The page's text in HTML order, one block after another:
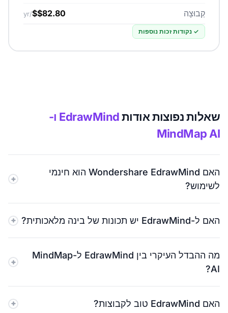
קְבוּצָה $$82.80
/yr
✓נקודות זכות נוספות
שאלות נפוצות אודות
EdrawMind ו-
MindMap AI
האם Wondershare EdrawMind הוא חינמי
לשימוש?
על נושאים, אחסון וייצוא. MindMap AI מציעה תוכנית חינמית
עם מפות ידניות ללא הגבלה.
האם ל-EdrawMind יש תכונות של בינה מלאכותית?
וסיכום. אבל הם פועלים כפעולות נפרדות. MindMap AI מציע
קו-טייס רציף של בינה מלאכותית שעובד ישירות על המפה
שלך.
מה ההבדל העיקרי בין EdrawMind ל-MindMap
AI?
מכן הוספה&quot;. MindMap AI שומר על בינה מלאכותית
האם EdrawMind טוב לקבוצות?